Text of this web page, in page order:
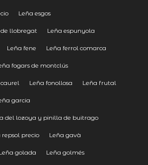
Leña esgos
de llobregat Leña espunyola
Leña fene Leña ferrol comarca
fogars de montclús
Leña fonollosa Leña frutal
garcia
del lozoya y pinilla de buitrago
precio Leña gavà
golada Leña golmés